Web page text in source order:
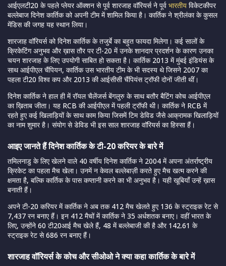
आईएलटी20 के पहले प्लेयर ऑक्शन से पूर्व शारजाह वाॅरियर्स ने पूर्व भारतीय विकेटकीपर
बल्लेबाज दिनेश कार्तिक को अपनी टीम में शामिल किया है। कार्तिक ने श्रीलंका के कुसल
मेंडिस की जगह यह स्थान लिया।
शारजाह वाॅरियर्स को दिनेश कार्तिक के तजुर्बे का बहुत फायदा मिलेगा। कई सालों के
क्रिकेटिंग अनुभव और ख़ास तौर पर टी-20 में उनके शानदार प्रदर्शन के कारण उनका
चयन शारजाह के लिए उपयोगी साबित हो सकता है। कार्तिक 2013 में मुंबई इंडियंस के
साथ आईपीएल चैंपियन, कार्तिक उस भारतीय टीम के भी सदस्य थे जिसने 2007 का
पहला टी20 विश्व कप और 2013 की आईसीसी चैंपियंस ट्रॉफी दोनों जीती थीं।
दिनेश कार्तिक ने हाल ही में रॉयल चैलेंजर्स बेंगलुरु के साथ बतौर बैटिंग कोच आईपीएल
का ख़िताब जीता। यह RCB की आईपीएल में पहली ट्रॉफी थी। कार्तिक ने RCB में
रहते हुए कई खिलाड़ियों के साथ काम किया जिसमें टिम डेविड जैसे आक्रामक खिलाड़ियों
का नाम शुमार है। संयोग से डेविड भी इस साल शारजाह वाॅरियर्स का हिस्सा हैं।
आइए जानते हैं दिनेश कार्तिक के टी-20 करियर के बारे में
तमिलनाडु के लिए खेलने वाले 40 वर्षीय दिनेश कार्तिक ने 2004 में अपना अंतर्राष्ट्रीय
क्रिकेट का पहला मैच खेला। उनमें न केवल बल्लेबाज़ी करते हुए मैच खत्म करने की
क्षमता है, बल्कि कार्तिक के पास कप्तानी करने का भी अनुभव है। यही खूबियाँ उन्हें ख़ास
बनाती हैं।
अपने टी-20 करियर में कार्तिक ने अब तक 412 मैच खेलते हुए 136 के स्ट्राइक रेट से
7,437 रन बनाए हैं। इन 412 मैचों में कार्तिक ने 35 अर्धशतक बनाए। वहीं भारत के
लिए, उन्होंने 60 टी20आई मैच खेले हैं, 48 में बल्लेबाजी की है और 142.61 के
स्ट्राइक रेट से 686 रन बनाए हैं।
शारजाह वॉरियर्स के कोच और सीओओ ने क्या कहा कार्तिक के बारे में